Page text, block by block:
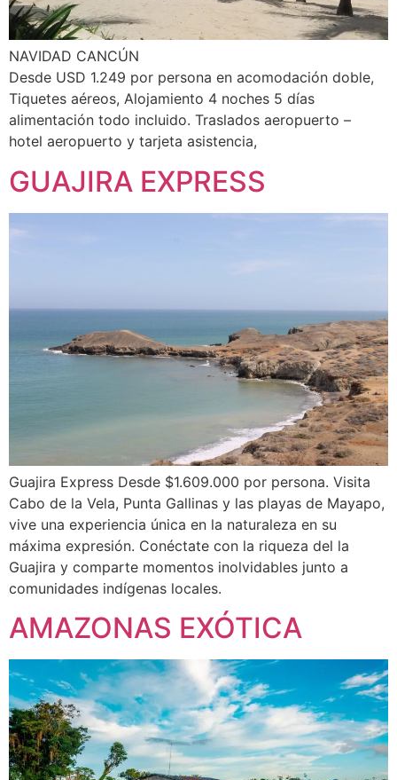
NAVIDAD CANCÚN
Desde USD 1.249 por persona en acomodación doble,
Tiquetes aéreos, Alojamiento 4 noches 5 días
alimentación todo incluido. Traslados aeropuerto –
hotel aeropuerto y tarjeta asistencia,
GUAJIRA EXPRESS
Guajira Express Desde $1.609.000 por persona. Visita
Cabo de la Vela, Punta Gallinas y las playas de Mayapo,
vive una experiencia única en la naturaleza en su
máxima expresión. Conéctate con la riqueza del la
Guajira y comparte momentos inolvidables junto a
comunidades indígenas locales.
AMAZONAS EXÓTICA